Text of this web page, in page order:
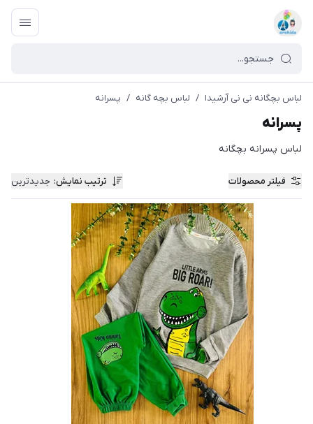
لباس بچگانه نی نی آرشیدا / لباس بچه گانه / پسرانه
پسرانه
لباس پسرانه بچگانه
فیلتر محصولات ترتیب نمایش: جدیدترین